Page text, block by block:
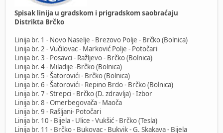
Spisak linija u gradskom i prigradskom saobraćaju
Distrikta Brčko
Linija br. 1 - Novo Naselje - Brezovo Polje - Brčko (Bolnica)
Linija br. 2 - Vučilovac - Marković Polje - Potočari
Linija br. 3 - Posavci - Ražljevo - Brčko (Bolnica)
Linija br. 4 - Miladije -Brčko (Bolnica)
Linija br. 5 - Šatorovići - Brčko (Bolnica)
Linija br. 6 - Šatorovići - Repino Brdo - Brčko (Bolnica)
Linija br. 7 - Strepci - Brčko (D. zdravlja) - Izbor
Linija br. 8 - Omerbegovača - Maoča
Linija br. 9 - Rašljani- Potočari
Linija br. 10 - Bijela - Ulice - Vukšić - Brčko (Tesla)
Linija br. 11 - Brčko - Bukovac - Bukvik - G. Skakava - Bijela